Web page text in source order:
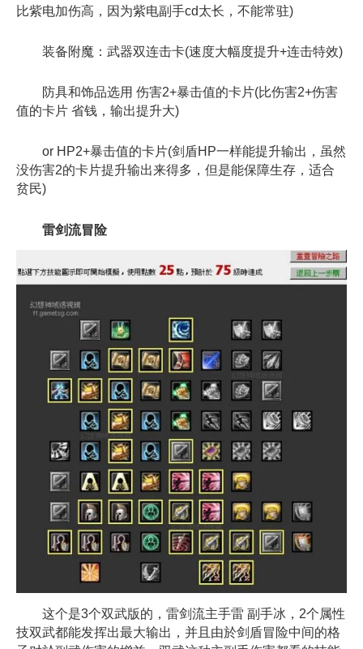
比紫电加伤高，因为紫电副手cd太长，不能常驻)
装备附魔：武器双连击卡(速度大幅度提升+连击特效)
防具和饰品选用 伤害2+暴击值的卡片(比伤害2+伤害
值的卡片 省钱，输出提升大)
or HP2+暴击值的卡片(剑盾HP一样能提升输出，虽然
没伤害2的卡片提升输出来得多，但是能保障生存，适合
贫民)
雷剑流冒险
这个是3个双武版的，雷剑流主手雷 副手冰，2个属性
技双武都能发挥出最大输出，并且由於剑盾冒险中间的格